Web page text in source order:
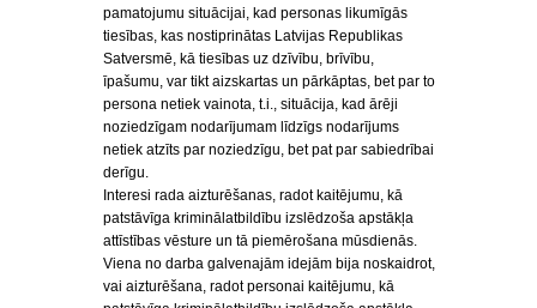
pamatojumu situācijai, kad personas likumīgās
tiesības, kas nostiprinātas Latvijas Republikas
Satversmē, kā tiesības uz dzīvību, brīvību,
īpašumu, var tikt aizskartas un pārkāptas, bet par to
persona netiek vainota, t.i., situācija, kad ārēji
noziedzīgam nodarījumam līdzīgs nodarījums
netiek atzīts par noziedzīgu, bet pat par sabiedrībai
derīgu.
Interesi rada aizturēšanas, radot kaitējumu, kā
patstāvīga kriminālatbildību izslēdzoša apstākļa
attīstības vēsture un tā piemērošana mūsdienās.
Viena no darba galvenajām idejām bija noskaidrot,
vai aizturēšana, radot personai kaitējumu, kā